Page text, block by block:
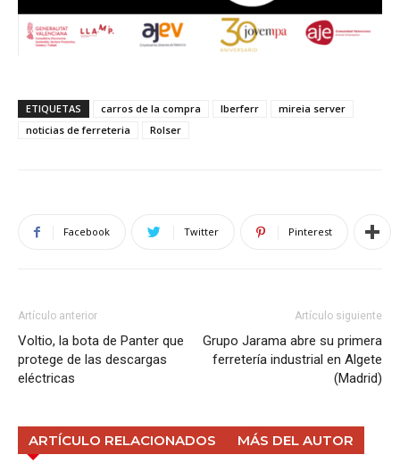
ETIQUETAS carros de la compra Iberferr
mireia server
noticias de ferreteria
Rolser
Facebook Twitter Pinterest
Artículo anterior
Voltio, la bota de Panter que
protege de las descargas
eléctricas
Artículo siguiente
Grupo Jarama abre su primera
ferretería industrial en Algete
(Madrid)
ARTÍCULO RELACIONADOS MÁS DEL AUTOR